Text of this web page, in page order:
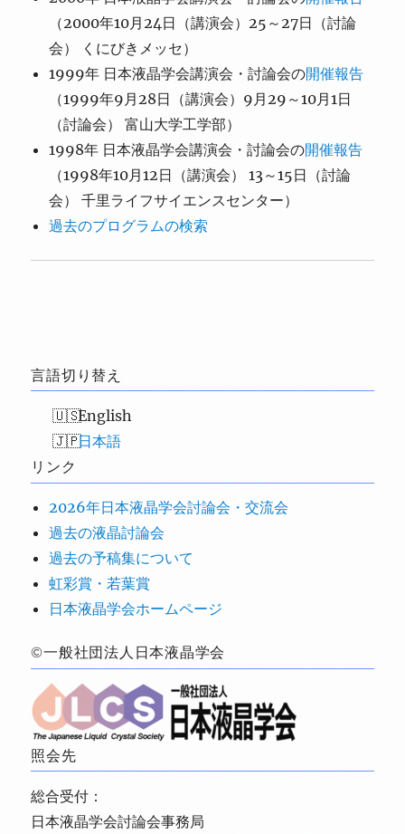
（2000年10月24日（講演会）25～27日（討論
会） くにびきメッセ）
1999年 日本液晶学会講演会・討論会の開催報告
（1999年9月28日（講演会）9月29～10月1日
（討論会） 富山大学工学部）
1998年 日本液晶学会講演会・討論会の開催報告
（1998年10月12日（講演会） 13～15日（討論
会） 千里ライフサイエンスセンター）
過去のプログラムの検索
言語切り替え
English
日本語
リンク
2026年日本液晶学会討論会・交流会
過去の液晶討論会
過去の予稿集について
虹彩賞・若葉賞
日本液晶学会ホームページ
©一般社団法人日本液晶学会
照会先
総合受付：
日本液晶学会討論会事務局